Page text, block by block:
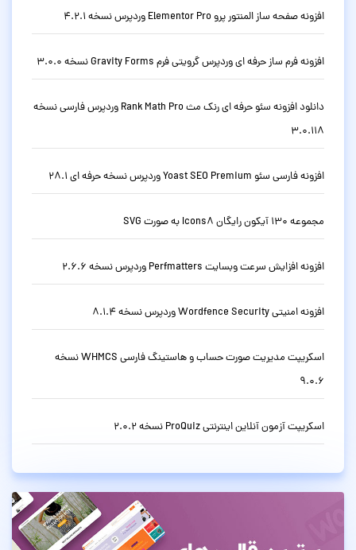
افزونه صفحه ساز المنتور پرو Elementor Pro وردپرس نسخه 4.2.1
افزونه فرم ساز حرفه ای وردپرس گرویتی فرم Gravity Forms نسخه 3.0.0
دانلود افزونه سئو حرفه ای رنک مث Rank Math Pro وردپرس فارسی نسخه
3.0.118
افزونه فارسی سئو Yoast SEO Premium وردپرس نسخه حرفه ای 28.1
مجموعه 130 آیکون رایگان Icons8 به صورت SVG
افزونه افزایش سرعت وبسایت Perfmatters وردپرس نسخه 2.6.6
افزونه امنیتی Wordfence Security وردپرس نسخه 8.1.4
اسکریپت مدیریت صورت حساب و هاستینگ فارسی WHMCS نسخه
9.0.6
اسکریپت آزمون آنلاین اینترنتی ProQuiz نسخه 2.0.2